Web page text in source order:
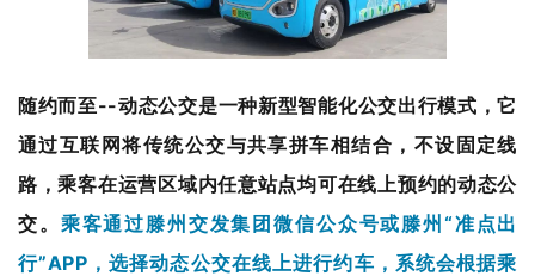
随约而至--动态公交是一种新型智能化公交出行模式，它
通过互联网将传统公交与共享拼车相结合，不设固定线
路，乘客在运营区域内任意站点均可在线上预约的动态公
交。 乘客通过滕州交发集团微信公众号或滕州“准点出
行”APP，选择动态公交在线上进行约车，系统会根据乘